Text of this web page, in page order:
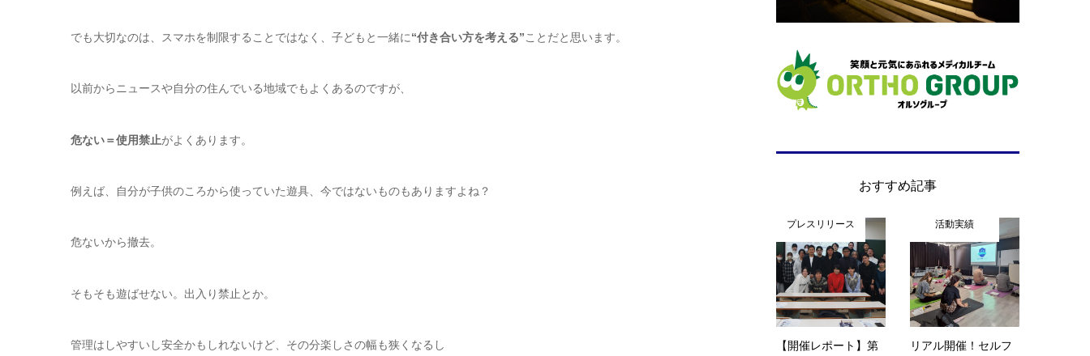
でも大切なのは、スマホを制限することではなく、子どもと一緒に“付き合い方を考える”ことだと思います。
以前からニュースや自分の住んでいる地域でもよくあるのですが、
危ない＝使用禁止がよくあります。
例えば、自分が子供のころから使っていた遊具、今ではないものもありますよね？
危ないから撤去。
そもそも遊ばせない。出入り禁止とか。
管理はしやすいし安全かもしれないけど、その分楽しさの幅も狭くなるし
おすすめ記事
プレスリリース
【開催レポート】第
活動実績
リアル開催！セルフ